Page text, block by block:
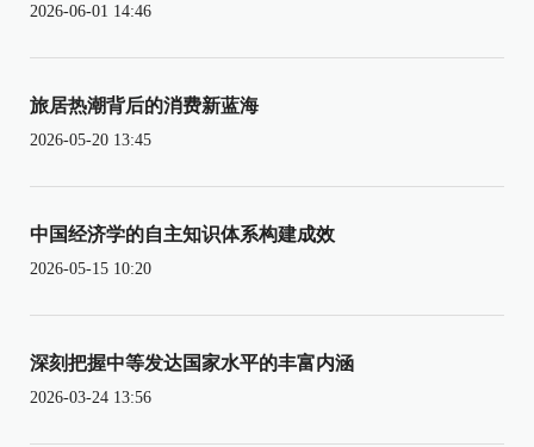
2026-06-01 14:46
旅居热潮背后的消费新蓝海
2026-05-20 13:45
中国经济学的自主知识体系构建成效
2026-05-15 10:20
深刻把握中等发达国家水平的丰富内涵
2026-03-24 13:56